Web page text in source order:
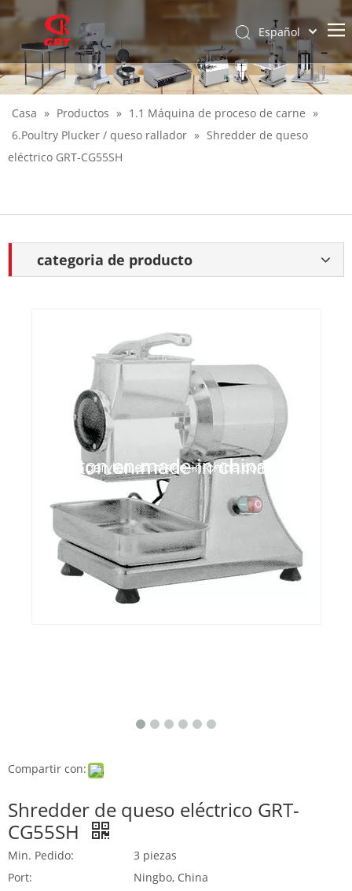
Español
English
Casa » Productos » 1.1 Máquina de proceso de carne »
6.Poultry Plucker / queso rallador » Shredder de queso
eléctrico GRT-CG55SH
categoria de producto
Compartir con:
Shredder de queso eléctrico GRT-
CG55SH
Min. Pedido:
3 piezas
Port:
Ningbo, China